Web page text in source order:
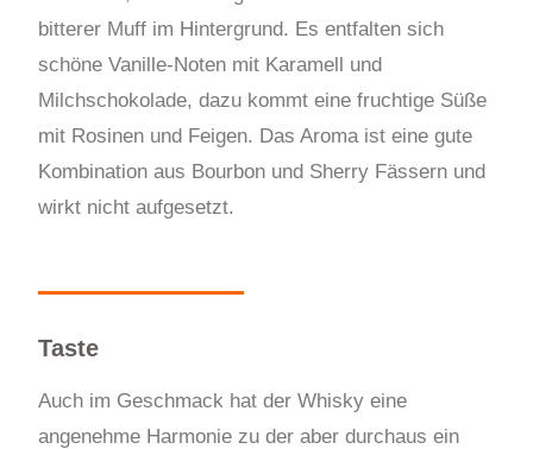
bitterer Muff im Hintergrund. Es entfalten sich
schöne Vanille-Noten mit Karamell und
Milchschokolade, dazu kommt eine fruchtige Süße
mit Rosinen und Feigen. Das Aroma ist eine gute
Kombination aus Bourbon und Sherry Fässern und
wirkt nicht aufgesetzt.
Taste
Auch im Geschmack hat der Whisky eine
angenehme Harmonie zu der aber durchaus ein